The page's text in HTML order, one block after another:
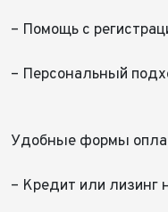
– Помощь с
– Персональный
Удобные формы
– Кредит или лизинг